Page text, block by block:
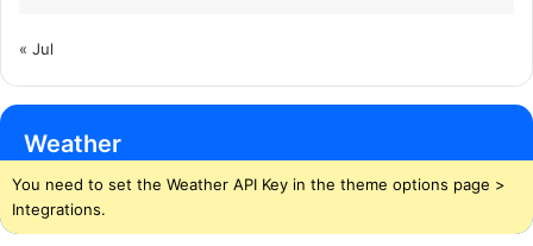
« Jul
Weather
You need to set the Weather API Key in the theme options page >
Integrations.